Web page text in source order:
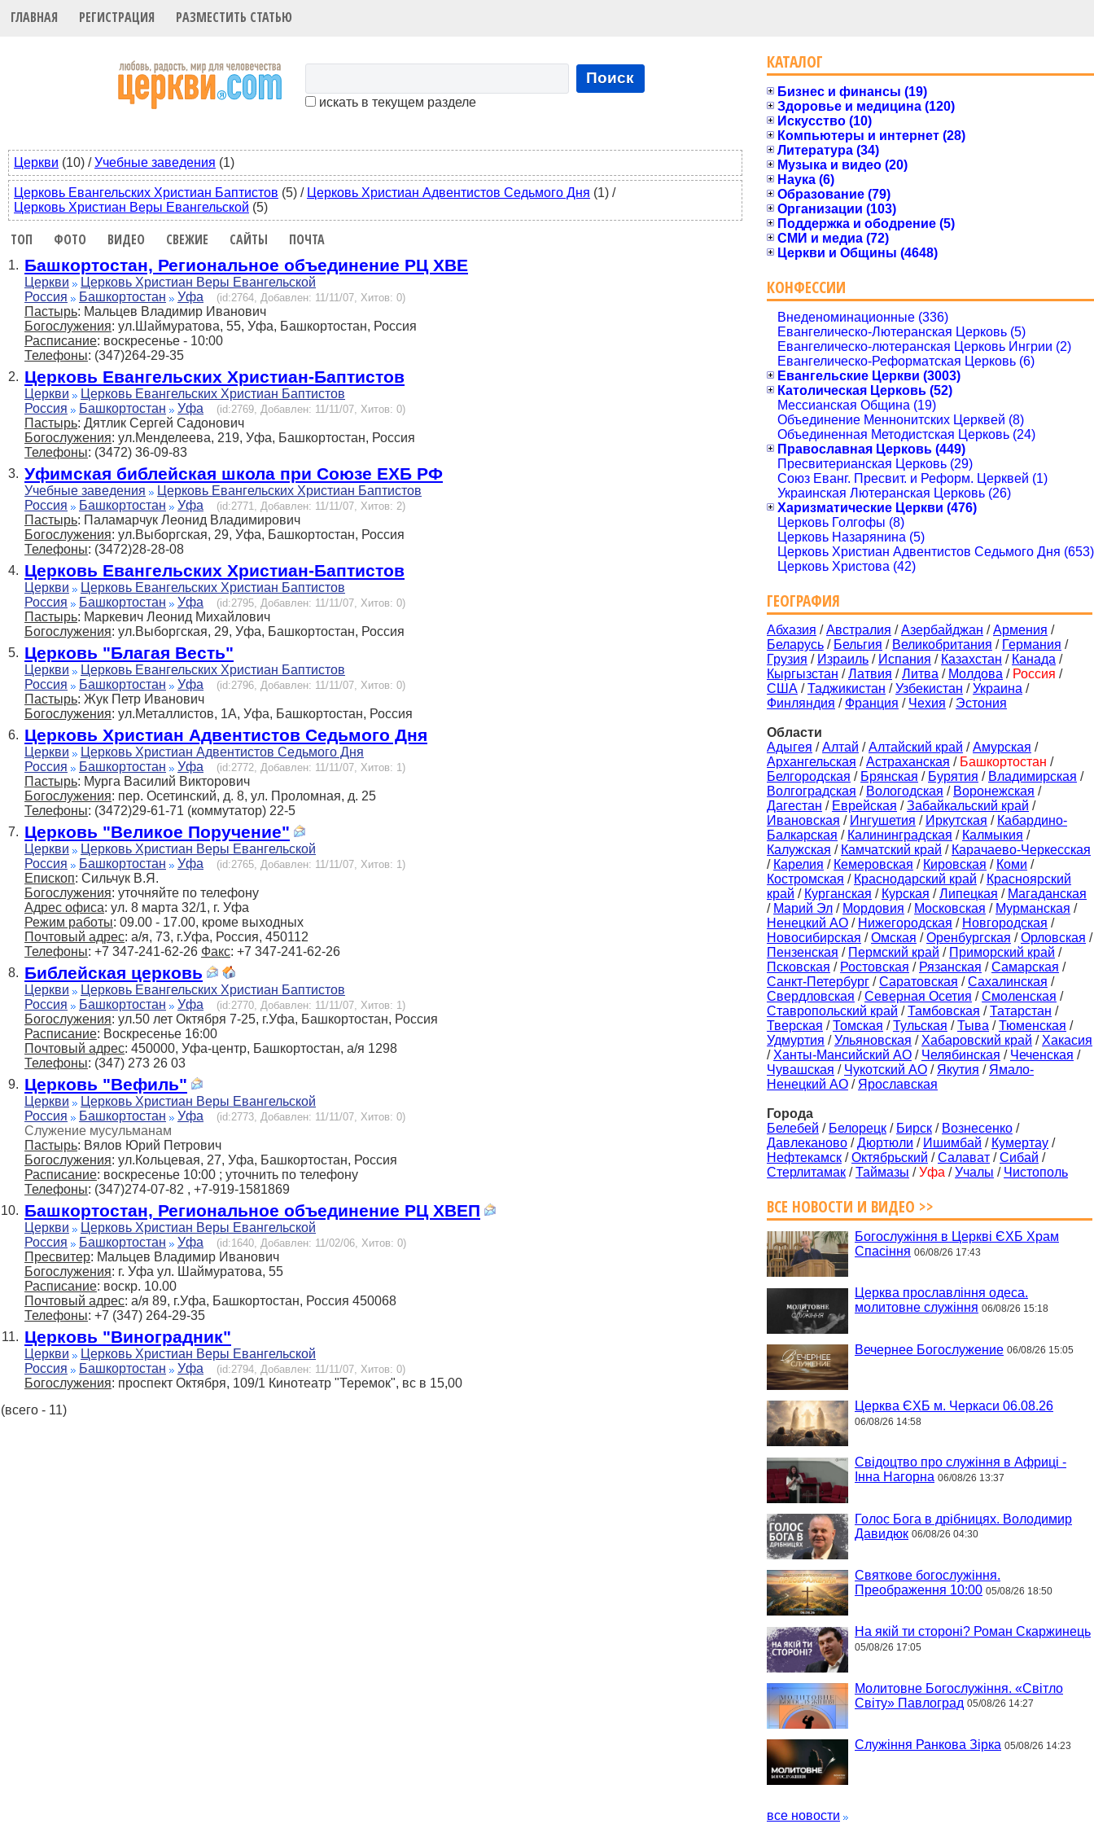
ГЛАВНАЯ РЕГИСТРАЦИЯ РАЗМЕСТИТЬ СТАТЬЮ
Поиск
искать в текущем разделе
Церкви (10) /Учебные заведения (1)
Церковь Евангельских Христиан Баптистов (5) / Церковь Христиан Адвентистов Седьмого Дня (1) /
Церковь Христиан Веры Евангельской (5)
ТОП ФОТО ВИДЕО СВЕЖИЕ САЙТЫ ПОЧТА
1. Башкортостан, Региональное объединение РЦ ХВЕ
Церкви
Церковь Христиан Веры Евангельской
Россия
Башкортостан Уфа (id:2764, Добавлен: 11/11/07, Хитов: 0)
Пастырь: Мальцев Владимир Иванович
Богослужения: ул.Шаймуратова, 55, Уфа, Башкортостан, Россия
Расписание: воскресенье - 10:00
Телефоны: (347)264-29-35
2. Церковь Евангельских Христиан-Баптистов
Церкви
Церковь Евангельских Христиан Баптистов
Россия
Башкортостан Уфа (id:2769, Добавлен: 11/11/07, Хитов: 0)
Пастырь: Дятлик Сергей Садонович
Богослужения: ул.Менделеева, 219, Уфа, Башкортостан, Россия
Телефоны: (3472) 36-09-83
3. Уфимская библейская школа при Союзе ЕХБ РФ
Учебные заведения
Церковь Евангельских Христиан Баптистов
Россия
Башкортостан Уфа (id:2771, Добавлен: 11/11/07, Хитов: 2)
Пастырь: Паламарчук Леонид Владимирович
Богослужения: ул.Выборгская, 29, Уфа, Башкортостан, Россия
Телефоны: (3472)28-28-08
4. Церковь Евангельских Христиан-Баптистов
Церкви
Церковь Евангельских Христиан Баптистов
Россия
Башкортостан Уфа (id:2795, Добавлен: 11/11/07, Хитов: 0)
Пастырь: Маркевич Леонид Михайлович
Богослужения: ул.Выборгская, 29, Уфа, Башкортостан, Россия
5. Церковь "Благая Весть"
Церкви
Церковь Евангельских Христиан Баптистов
Россия
Башкортостан Уфа (id:2796, Добавлен: 11/11/07, Хитов: 0)
Пастырь: Жук Петр Иванович
Богослужения: ул.Металлистов, 1А, Уфа, Башкортостан, Россия
6. Церковь Христиан Адвентистов Седьмого Дня
Церкви
Церковь Христиан Адвентистов Седьмого Дня
Россия
Башкортостан Уфа (id:2772, Добавлен: 11/11/07, Хитов: 1)
Пастырь: Мурга Василий Викторович
Богослужения: пер. Осетинский, д. 8, ул. Проломная, д. 25
Телефоны: (3472)29-61-71 (коммутатор) 22-5
7. Церковь "Великое Поручение"
Церкви
Церковь Христиан Веры Евангельской
Россия
Башкортостан Уфа (id:2765, Добавлен: 11/11/07, Хитов: 1)
Епископ: Сильчук В.Я.
Богослужения: уточняйте по телефону
Адрес офиса: ул. 8 марта 32/1, г. Уфа
Режим работы: 09.00 - 17.00, кроме выходных
Почтовый адрес: а/я, 73, г.Уфа, Россия, 450112
Телефоны: +7 347-241-62-26 Факс: +7 347-241-62-26
8. Библейская церковь
Церкви
Церковь Евангельских Христиан Баптистов
Россия
Башкортостан Уфа (id:2770, Добавлен: 11/11/07, Хитов: 1)
Богослужения: ул.50 лет Октября 7-25, г.Уфа, Башкортостан, Россия
Расписание: Воскресенье 16:00
Почтовый адрес: 450000, Уфа-центр, Башкортостан, а/я 1298
Телефоны: (347) 273 26 03
9. Церковь "Вефиль"
Церкви
Церковь Христиан Веры Евангельской
Россия
Башкортостан Уфа (id:2773, Добавлен: 11/11/07, Хитов: 0)
Служение мусульманам
Пастырь: Вялов Юрий Петрович
Богослужения: ул.Кольцевая, 27, Уфа, Башкортостан, Россия
Расписание: воскресенье 10:00 ; уточнить по телефону
Телефоны: (347)274-07-82 , +7-919-1581869
10. Башкортостан, Региональное объединение РЦ ХВЕП
Церкви
Церковь Христиан Веры Евангельской
Россия
Башкортостан Уфа (id:1640, Добавлен: 11/02/06, Хитов: 0)
Пресвитер: Мальцев Владимир Иванович
Богослужения: г. Уфа ул. Шаймуратова, 55
Расписание: воскр. 10.00
Почтовый адрес: а/я 89, г.Уфа, Башкортостан, Россия 450068
Телефоны: +7 (347) 264-29-35
11. Церковь "Виноградник"
Церкви
Церковь Христиан Веры Евангельской
Россия
Башкортостан Уфа (id:2794, Добавлен: 11/11/07, Хитов: 0)
Богослужения: проспект Октября, 109/1 Кинотеатр "Теремок", вс в 15,00
(всего - 11)
КАТАЛОГ
Бизнес и финансы (19)
Здоровье и медицина (120)
Искусство (10)
Компьютеры и интернет (28)
Литература (34)
Музыка и видео (20)
Наука (6)
Образование (79)
Организации (103)
Поддержка и ободрение (5)
СМИ и медиа (72)
Церкви и Общины (4648)
КОНФЕССИИ
Внеденоминационные (336)
Евангелическо-Лютеранская Церковь (5)
Евангелическо-лютеранская Церковь Ингрии (2)
Евангелическо-Реформатская Церковь (6)
Евангельские Церкви (3003)
Католическая Церковь (52)
Мессианская Община (19)
Объединение Меннонитских Церквей (8)
Объединенная Методистская Церковь (24)
Православная Церковь (449)
Пресвитерианская Церковь (29)
Союз Еванг. Пресвит. и Реформ. Церквей (1)
Украинская Лютеранская Церковь (26)
Харизматические Церкви (476)
Церковь Голгофы (8)
Церковь Назарянина (5)
Церковь Христиан Адвентистов Седьмого Дня (653)
Церковь Христова (42)
ГЕОГРАФИЯ
Абхазия /Австралия /Азербайджан /Армения /
Беларусь / Бельгия / Великобритания / Германия /
Грузия / Израиль / Испания / Казахстан / Канада /
Кыргызстан /Латвия /Литва / Молдова / Россия /
США /Таджикистан /Узбекистан /Украина /
Финляндия / Франция / Чехия / Эстония
Области
Адыгея /Алтай /Алтайский край /Амурская /
Архангельская /Астраханская / Башкортостан /
Белгородская / Брянская / Бурятия / Владимирская /
Волгоградская / Вологодская / Воронежская /
Дагестан / Еврейская /Забайкальский край /
Ивановская / Ингушетия / Иркутская / Кабардино-
Балкарская / Калининградская / Калмыкия /
Калужская / Камчатский край / Карачаево-Черкесская
/ Карелия / Кемеровская / Кировская / Коми /
Костромская / Краснодарский край / Красноярский
край / Курганская / Курская /Липецкая / Магаданская
/ Марий Эл / Мордовия / Московская / Мурманская /
Ненецкий АО / Нижегородская / Новгородская /
Новосибирская /Омская /Оренбургская /Орловская /
Пензенская / Пермский край / Приморский край /
Псковская / Ростовская / Рязанская /Самарская /
Санкт-Петербург /Саратовская /Сахалинская /
Свердловская /Северная Осетия /Смоленская /
Ставропольский край /Тамбовская /Татарстан /
Тверская /Томская /Тульская /Тыва /Тюменская /
Удмуртия /Ульяновская / Хабаровский край / Хакасия
/ Ханты-Мансийский АО / Челябинская / Чеченская /
Чувашская / Чукотский АО / Якутия / Ямало-
Ненецкий АО / Ярославская
Города
Белебей / Белорецк / Бирск / Вознесенко /
Давлеканово /Дюртюли / Ишимбай / Кумертау /
Нефтекамск /Октябрьский /Салават /Сибай /
Стерлитамак /Таймазы /Уфа /Учалы / Чистополь
ВСЕ НОВОСТИ И ВИДЕО >>
Богослужіння в Церкві ЄХБ Храм
Спасіння 06/08/26 17:43
Церква прославління одеса.
молитовне служіння 06/08/26 15:18
Вечернее Богослужение 06/08/26 15:05
Церква ЄХБ м. Черкаси 06.08.26
06/08/26 14:58
Свідоцтво про служіння в Африці -
Інна Нагорна 06/08/26 13:37
Голос Бога в дрібницях. Володимир
Давидюк 06/08/26 04:30
Святкове богослужіння.
Преображення 10:00 05/08/26 18:50
На якій ти стороні? Роман Скаржинець
05/08/26 17:05
Молитовне Богослужіння. «Світло
Світу» Павлоград 05/08/26 14:27
Служіння Ранкова Зірка 05/08/26 14:23
все новости